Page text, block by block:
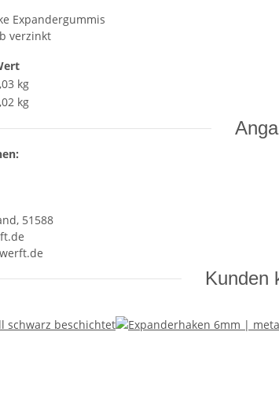
Expandergummis
verzinkt
kg
kg
51588
Kunden